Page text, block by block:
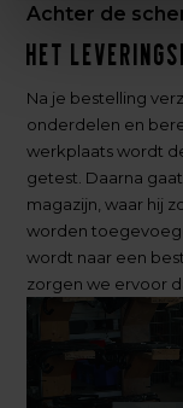
Achter de
Het
Na je bestelling
onderdelen en
werkplaats wordt
getest. Daarna
magazijn, waar hij
worden
wordt naar een
zorgen we ervoor